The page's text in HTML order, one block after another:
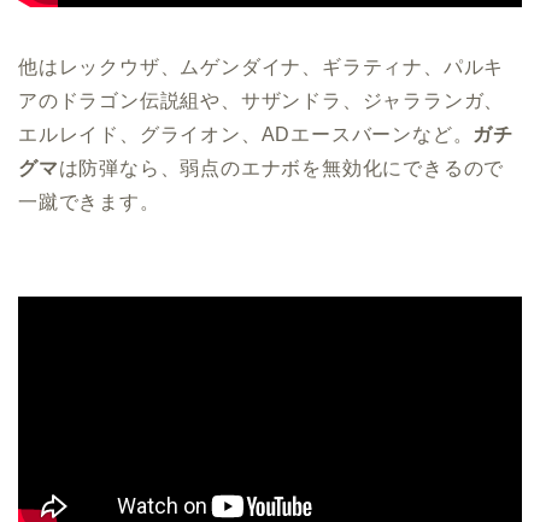
他はレックウザ、ムゲンダイナ、ギラティナ、パルキ
アのドラゴン伝説組や、サザンドラ、ジャラランガ、
エルレイド、グライオン、ADエースバーンなど。 ガチ
グマは防弾なら、弱点のエナボを無効化にできるので
一蹴できます。